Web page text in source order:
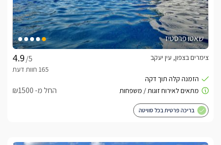
שאטו פרסטיז
/5
צימרים בצפון, עין יעקב
החל מ- ₪1500
בריכה פרטית בכל סוויטה